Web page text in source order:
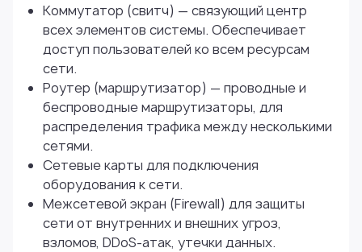
Коммутатор (свитч) — связующий центр
всех элементов системы. Обеспечивает
доступ пользователей ко всем ресурсам
сети.
Роутер (маршрутизатор) — проводные и
беспроводные маршрутизаторы, для
распределения трафика между несколькими
сетями.
Сетевые карты для подключения
оборудования к сети.
Межсетевой экран (Firewall) для защиты
сети от внутренних и внешних угроз,
взломов, DDoS-атак, утечки данных.